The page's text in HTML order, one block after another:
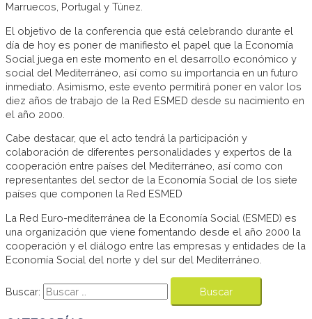
Marruecos, Portugal y Túnez.
El objetivo de la conferencia que está celebrando durante el
día de hoy es poner de manifiesto el papel que la Economía
Social juega en este momento en el desarrollo económico y
social del Mediterráneo, así como su importancia en un futuro
inmediato. Asimismo, este evento permitirá poner en valor los
diez años de trabajo de la Red ESMED desde su nacimiento en
el año 2000.
Cabe destacar, que el acto tendrá la participación y
colaboración de diferentes personalidades y expertos de la
cooperación entre países del Mediterráneo, así como con
representantes del sector de la Economía Social de los siete
países que componen la Red ESMED
La Red Euro-mediterránea de la Economía Social (ESMED) es
una organización que viene fomentando desde el año 2000 la
cooperación y el diálogo entre las empresas y entidades de la
Economía Social del norte y del sur del Mediterráneo.
Buscar: